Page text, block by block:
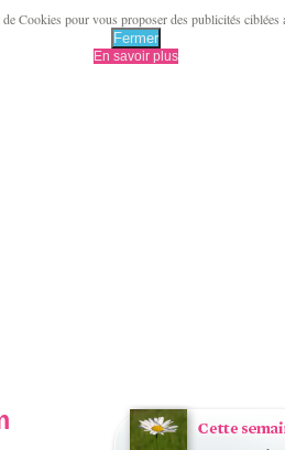
Cookies pour vous proposer des publicités ciblées
Fermer
En savoir plus